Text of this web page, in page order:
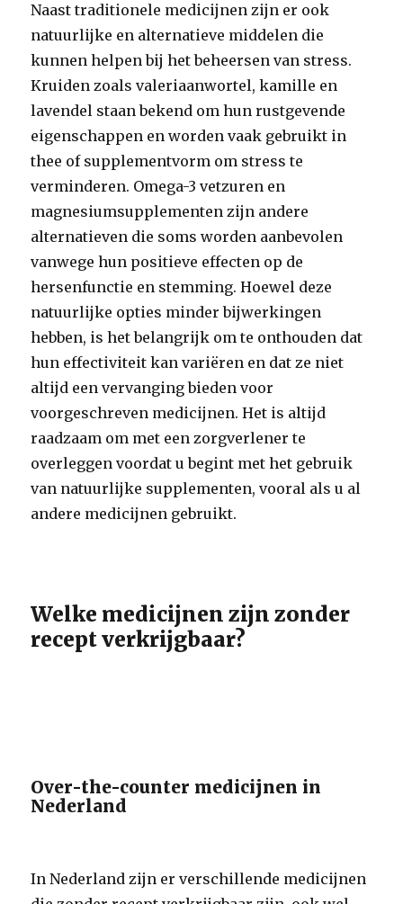
Naast traditionele medicijnen zijn er ook
natuurlijke en alternatieve middelen die
kunnen helpen bij het beheersen van stress.
Kruiden zoals valeriaanwortel, kamille en
lavendel staan bekend om hun rustgevende
eigenschappen en worden vaak gebruikt in
thee of supplementvorm om stress te
verminderen. Omega-3 vetzuren en
magnesiumsupplementen zijn andere
alternatieven die soms worden aanbevolen
vanwege hun positieve effecten op de
hersenfunctie en stemming. Hoewel deze
natuurlijke opties minder bijwerkingen
hebben, is het belangrijk om te onthouden dat
hun effectiviteit kan variëren en dat ze niet
altijd een vervanging bieden voor
voorgeschreven medicijnen. Het is altijd
raadzaam om met een zorgverlener te
overleggen voordat u begint met het gebruik
van natuurlijke supplementen, vooral als u al
andere medicijnen gebruikt.
Welke medicijnen zijn zonder
recept verkrijgbaar?
Over-the-counter medicijnen in
Nederland
In Nederland zijn er verschillende medicijnen